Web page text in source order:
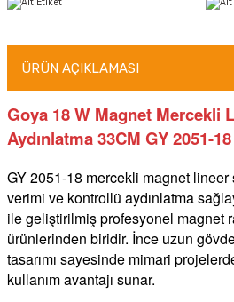
ÜRÜN AÇIKLAMASI
Goya 18 W Magnet Mercekli
Aydınlatma 33CM GY 2051-18
GY 2051-18 mercekli magnet lineer
verimi ve kontrollü aydınlatma
ile geliştirilmiş profesyonel magnet
ürünlerinden biridir. İnce uzun
tasarımı sayesinde mimari
kullanım avantajı sunar.